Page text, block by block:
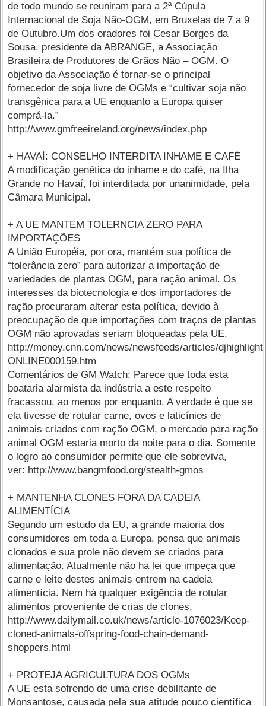
de todo mundo se reuniram para a 2ª Cúpula
Internacional de Soja Não-OGM, em Bruxelas de 7 a 9
de Outubro.Um dos oradores foi Cesar Borges da
Sousa, presidente da ABRANGE, a Associação
Brasileira de Produtores de Grãos Não – OGM. O
objetivo da Associação é tornar-se o principal
fornecedor de soja livre de OGMs e “cultivar soja não
transgênica para a UE enquanto a Europa quiser
comprá-la.”
http://www.gmfreeireland.org/news/index.php
+ HAVAÍ: CONSELHO INTERDITA INHAME E CAFÉ
A modificação genética do inhame e do café, na Ilha
Grande no Havaí, foi interditada por unanimidade, pela
Câmara Municipal.
+ A UE MANTEM TOLERNCIA ZERO PARA
IMPORTAÇÕES
A União Européia, por ora, mantém sua política de
“tolerância zero” para autorizar a importação de
variedades de plantas OGM, para ração animal. Os
interesses da biotecnologia e dos importadores de
ração procuraram alterar esta política, devido à
preocupação de que importações com traços de plantas
OGM não aprovadas seriam bloqueadas pela UE.
http://money.cnn.com/news/newsfeeds/articles/
ONLINE000159.htm
Comentários de GM Watch: Parece que toda esta
boataria alarmista da indústria a este respeito
fracassou, ao menos por enquanto. A verdade é que se
ela tivesse de rotular carne, ovos e laticínios de
animais criados com ração OGM, o mercado para ração
animal OGM estaria morto da noite para o dia. Somente
o logro ao consumidor permite que ele sobreviva,
ver: http://www.bangmfood.org/stealth-gmos
+ MANTENHA CLONES FORA DA CADEIA
ALIMENTÍCIA
Segundo um estudo da EU, a grande maioria dos
consumidores em toda a Europa, pensa que animais
clonados e sua prole não devem se criados para
alimentação. Atualmente não ha lei que impeça que
carne e leite destes animais entrem na cadeia
alimentícia. Nem há qualquer exigência de rotular
alimentos proveniente de crias de clones.
http://www.dailymail.co.uk/news/article-1076023/Keep-
cloned-animals-offspring-food-chain-demand-
shoppers.html
+ PROTEJA AGRICULTURA DOS OGMs
A UE esta sofrendo de uma crise debilitante de
Monsantose, causada pela sua atitude pouco científica